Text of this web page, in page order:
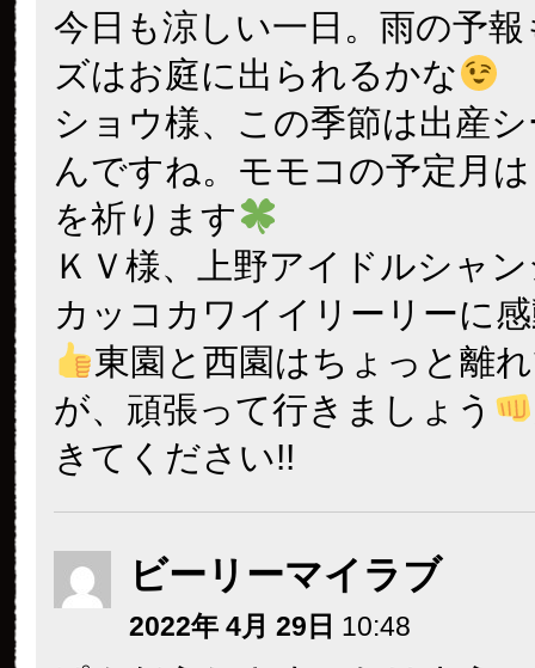
今日も涼しい一日。雨の予
ズはお庭に出られるかな
ショウ様、この季節は出産
んですね。モモコの予定月
を祈ります
ＫＶ様、上野アイドルシャ
カッコカワイイリーリーに
東園と西園はちょっと離
が、頑張って行きましょう
きてください!!
ビーリーマイラブ
2022年 4月 29日 10:48